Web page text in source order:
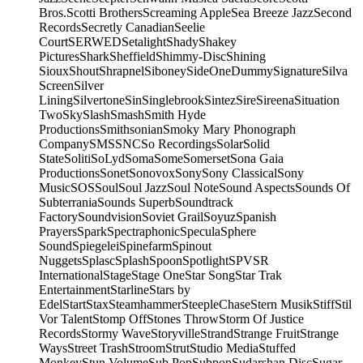
Bros.Scotti BrothersScreaming AppleSea Breeze JazzSecond
RecordsSecretly CanadianSeelie
CourtSERWEDSetalightShadyShakey
PicturesSharkSheffieldShimmy-DiscShining
SiouxShoutShrapnelSiboneySideOneDummySignatureSilva
ScreenSilver
LiningSilvertoneSinSinglebrookSintezSireSireenaSituation
TwoSkySlashSmashSmith Hyde
ProductionsSmithsonianSmoky Mary Phonograph
CompanySMSSNCSo RecordingsSolarSolid
StateSolitiSoLydSomaSomeSomersetSona Gaia
ProductionsSonetSonovoxSonySony ClassicalSony
MusicSOSSoulSoul JazzSoul NoteSound AspectsSounds Of
SubterraniaSounds SuperbSoundtrack
FactorySoundvisionSoviet GrailSoyuzSpanish
PrayersSparkSpectraphonicSpeculaSphere
SoundSpiegeleiSpinefarmSpinout
NuggetsSplascSplashSpoonSpotlightSPVSR
InternationalStageStage OneStar SongStar Trak
EntertainmentStarlineStars by
EdelStartStaxSteamhammerSteepleChaseStern MusikStiffStil
Vor TalentStomp OffStones ThrowStorm Of Justice
RecordsStormy WaveStoryvilleStrandStrange FruitStrange
WaysStreet TrashStroomStrutStudio MediaStuffed